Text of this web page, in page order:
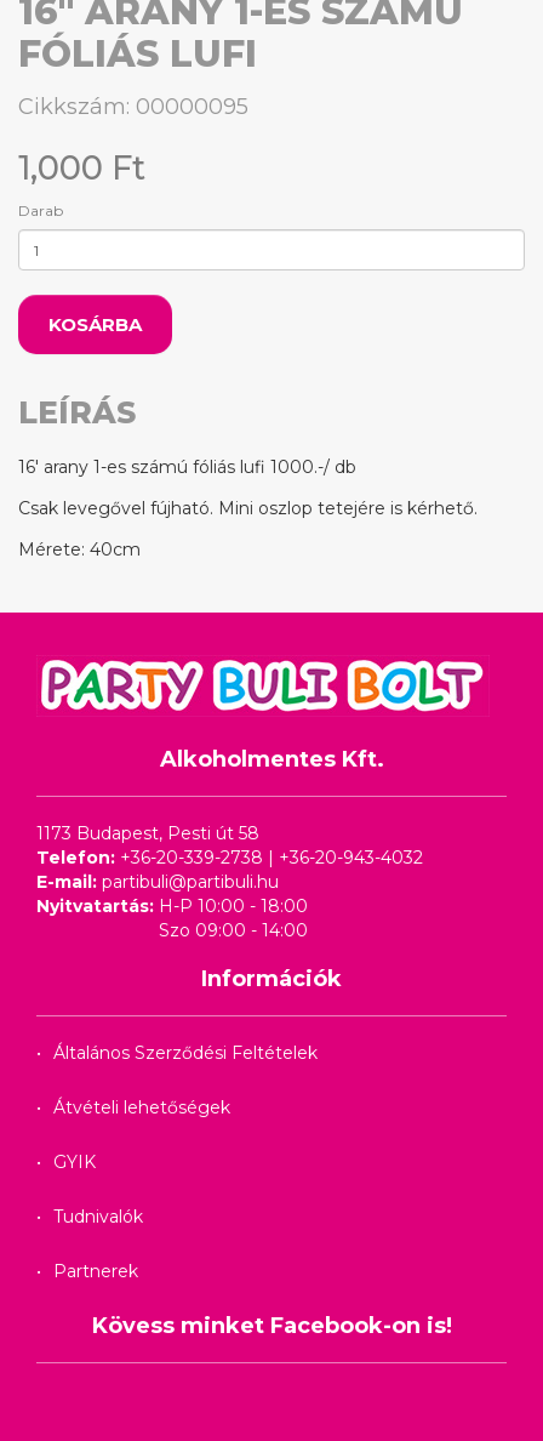
16" ARANY 1-ES SZÁMÚ
FÓLIÁS LUFI
Cikkszám: 00000095
1,000 Ft
Darab
KOSÁRBA
LEÍRÁS
16' arany 1-es számú fóliás lufi 1000.-/ db
Csak levegővel fújható. Mini oszlop tetejére is kérhető.
Mérete: 40cm
Alkoholmentes Kft.
1173 Budapest, Pesti út 58
Telefon: +36-20-339-2738 | +36-20-943-4032
E-mail: partibuli@partibuli.hu
Nyitvatartás: H-P 10:00 - 18:00
Szo 09:00 - 14:00
Információk
Általános Szerződési Feltételek
Átvételi lehetőségek
GYIK
Tudnivalók
Partnerek
Kövess minket Facebook-on is!